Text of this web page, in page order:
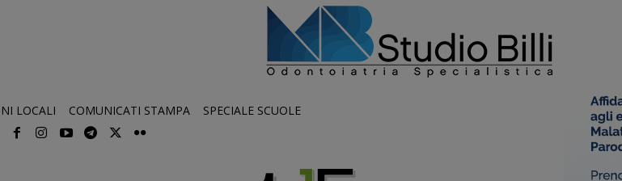
LOCALI COMUNICATI STAMPA SPECIALE SCUOLE